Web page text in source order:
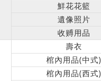
鮮花花籃
遺像照片
收赙用品
壽衣
棺內用品(中式)
棺內用品(西式)